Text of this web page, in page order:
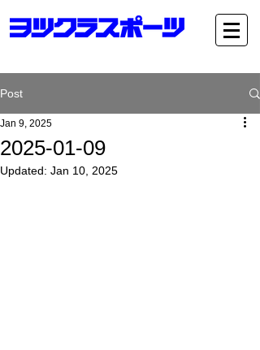
Post
2025-01-09
Jan 9, 2025
Updated: Jan 10, 2025